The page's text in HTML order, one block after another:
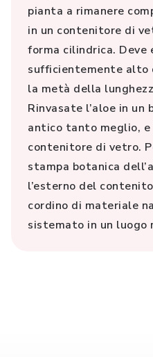
pianta a rimanere
in un contenitore di
forma cilindrica. Deve
sufficientemente alto
la metà della
Rinvasate l’aloe in
antico tanto meglio,
contenitore di vetro.
stampa botanica
l’esterno del
cordino di materiale
sistemato in un luogo